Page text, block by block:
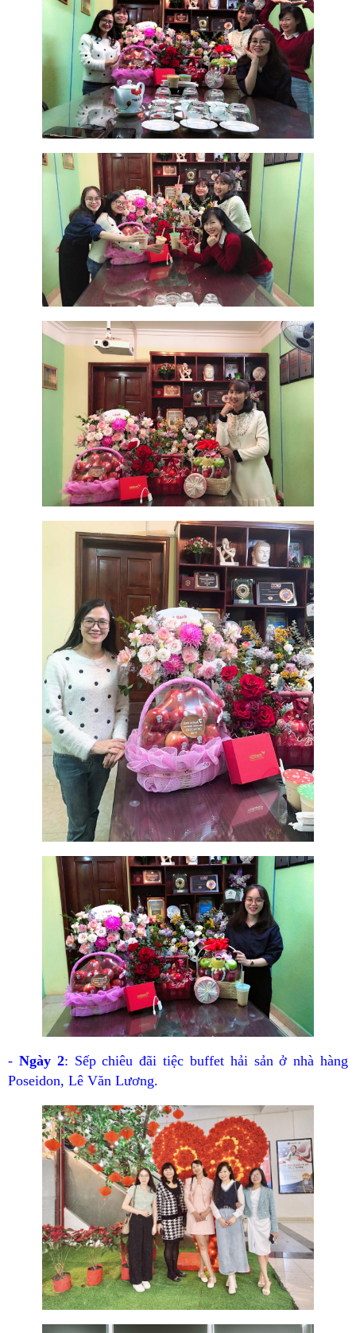
- Ngày 2: Sếp chiêu đãi tiệc buffet hải sản ở nhà hàng
Poseidon, Lê Văn Lương.